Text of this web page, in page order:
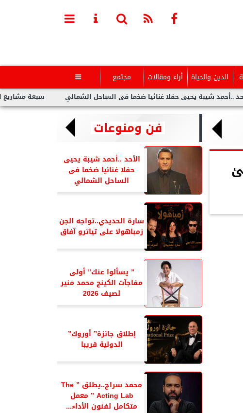
الدين والحياة أراء ومقالات مجتمع 
سبعة مشاريع لفنانين شيبة يحيى حفلا غنائيا ضخما فى الساحل الشمالي
فن ومنوعات
الأحد ..أحمد شيبة يحيى
حفلا غنائيا ضخما فى
الساحل الشمالي
سارة الحديدي..تواجه الجن
زمباهولا على تياترو آفاق
” يسألوا عنك” أولى
مفاجآت الكينج محمد منير
لصيف 2026
إطلاق جائزة” أوروك”
الدولية قريبا
محمد سراج..يطلق ” The
Acting Lab ” معمل
متكامل لفنون الأداء...